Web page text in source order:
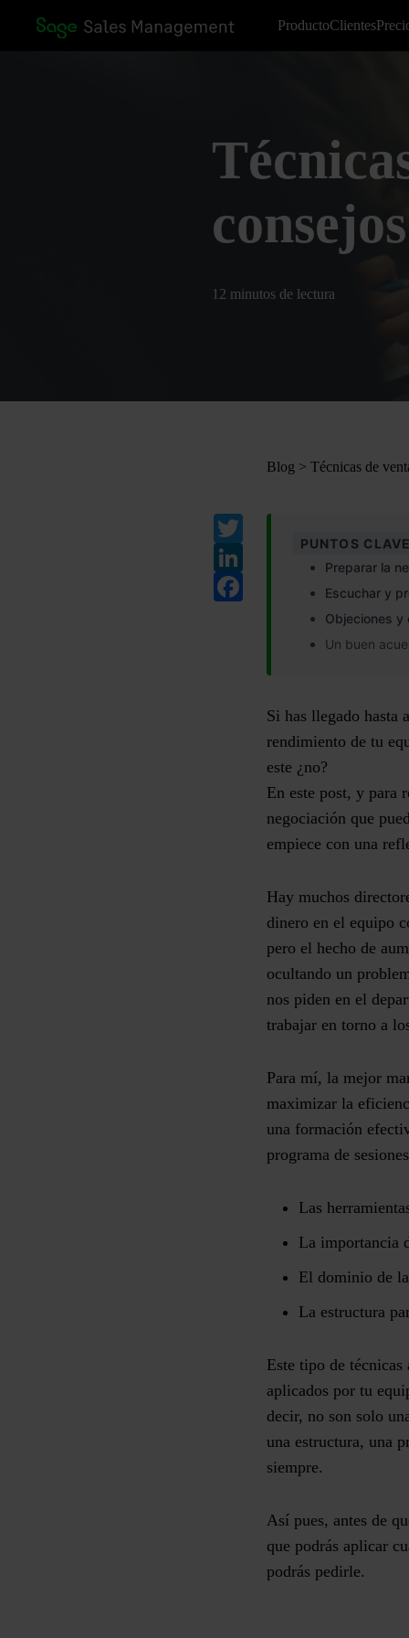
ProductoClientes
12 minutos de lectura
Blog > Técnicas de
Twitter
PUNTOS
Preparar la
Escuchar y
Objeciones y
Un buen
Si has llegado hasta
rendimiento de tu
este ¿no?
En este post, y para
negociación que
empiece con una
Hay muchos
dinero en el equipo
pero el hecho de
ocultando un
nos piden en el
trabajar en torno a
Para mí, la mejor
maximizar la
una formación
programa de
Las
La importancia
El dominio de
La estructura
Este tipo de técnicas
aplicados por tu
decir, no son solo
una estructura, una
siempre.
Así pues, antes de
que podrás aplicar
podrás pedirle.